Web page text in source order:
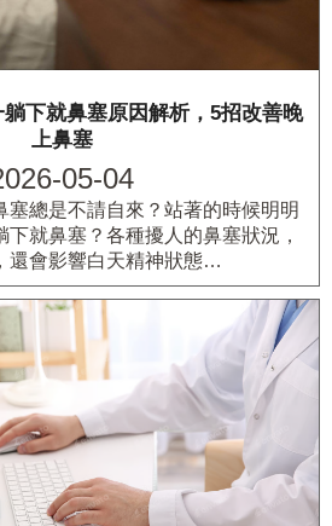
下就鼻塞原因解析，5招改善晚
上鼻塞
05-04
塞總是不請自來？站著的時候明明
就鼻塞？各種擾人的鼻塞狀況，
還會影響白天精神狀態…